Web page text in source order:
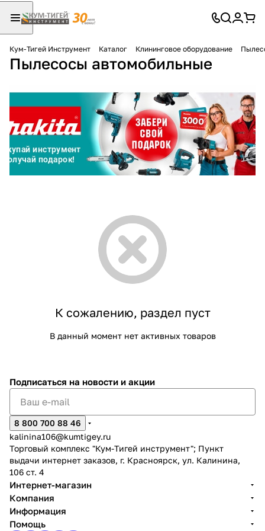
Кум-Тигей Инструмент Каталог Клининговое оборудование
Пылесосы автомобильные
К сожалению, раздел пуст
В данный момент нет активных товаров
Подписаться на новости и акции
8 800 700 88 46
kalinina106@kumtigey.ru
Торговый комплекс "Кум-Тигей инструмент"; Пункт
выдачи интернет заказов, г. Красноярск, ул. Калинина,
106 ст. 4
Интернет-магазин
Компания
Информация
Помощь
Для клиентов всех банков
Разбейте
оплату на части
без переплат
Добавляйте товары
Оплачивайте сегодня только
Получайте товар
выбранный способом
Оставшиеся75 % будут
списыватьсяс вашей карты
по
Подробнее